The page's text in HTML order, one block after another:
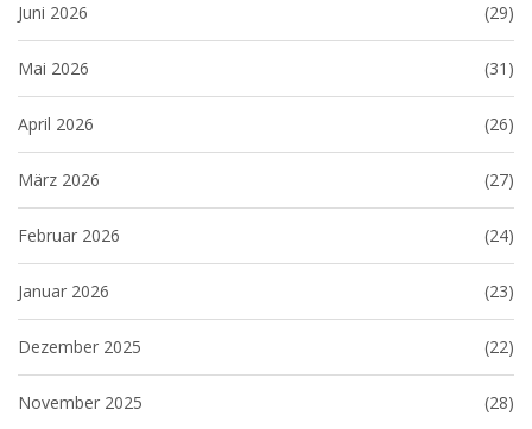
Juni 2026 (29)
Mai 2026 (31)
April 2026 (26)
März 2026 (27)
Februar 2026 (24)
Januar 2026 (23)
Dezember 2025 (22)
November 2025 (28)